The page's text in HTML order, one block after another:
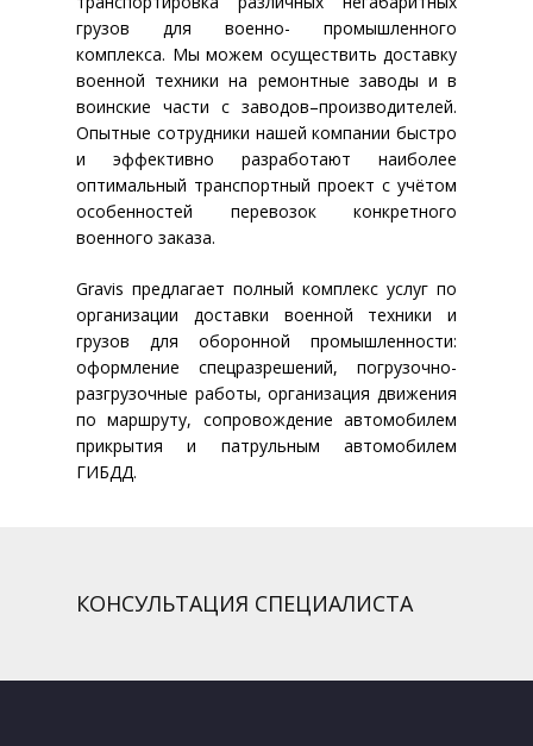
грузов для военно- промышленного
комплекса. Мы можем осуществить доставку
военной техники на ремонтные заводы и в
воинские части с заводов–производителей.
Опытные сотрудники нашей компании быстро
и эффективно разработают наиболее
оптимальный транспортный проект с учётом
особенностей перевозок конкретного
военного заказа.
Gravis предлагает полный комплекс услуг по
организации доставки военной техники и
грузов для оборонной промышленности:
оформление спецразрешений, погрузочно-
разгрузочные работы, организация движения
по маршруту, сопровождение автомобилем
прикрытия и патрульным автомобилем
ГИБДД.
КОНСУЛЬТАЦИЯ СПЕЦИАЛИСТА